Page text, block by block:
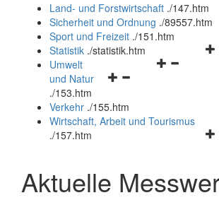
und
schließen
Land- und Forstwirtschaft ./147.htm
Sicherheit und Ordnung ./89557.htm
Sport und Freizeit ./151.htm
Statistik ./statistik.htm
Navigationsmenü
und
schließen
Umwelt
und Natur
./153.htm
Verkehr ./155.htm
Wirtschaft, Arbeit und Tourismus
./157.htm
Aktuelle